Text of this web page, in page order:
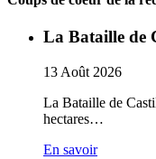
La Bataille de
13 Août 2026
La Bataille de
hectares…
En savoir